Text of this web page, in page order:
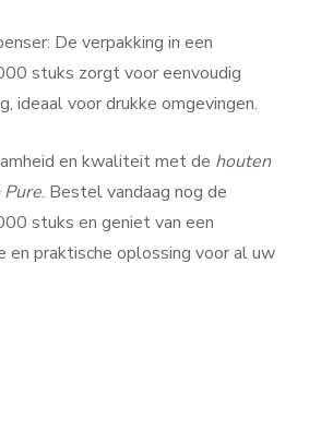
De verpakking in een
stuks zorgt voor eenvoudig
ideaal voor drukke omgevingen.
en kwaliteit met de houten
. Bestel vandaag nog de
stuks en geniet van een
en praktische oplossing voor al uw